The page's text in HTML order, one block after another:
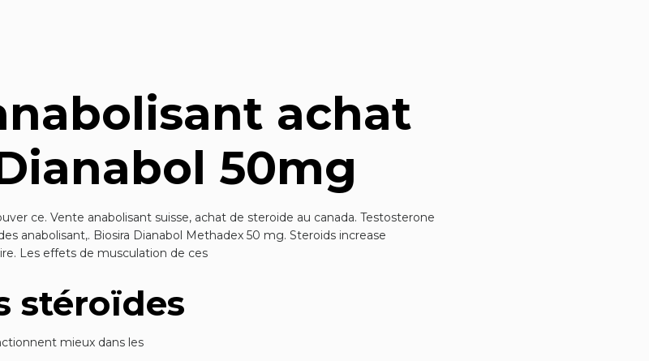
achat
50mg
ce. Vente anabolisant suisse, achat de steroide au canada. Testosterone
anabolisant,. Biosira Dianabol Methadex 50 mg. Steroids increase
Les effets de musculation de ces
stéroïdes
mieux dans les